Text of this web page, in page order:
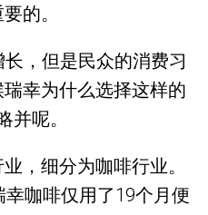
的。
，但是民众的消费习
幸为什么选择这样的
并呢。
，细分为咖啡行业。
咖啡仅用了19个月便